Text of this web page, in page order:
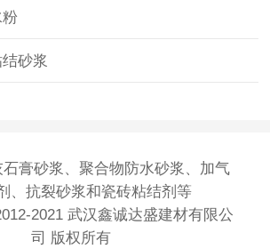
砂浆
膏砂浆 、 聚合物防水砂浆 、 加气
、抗裂砂浆和瓷砖粘结剂等
2021 武汉鑫诚达盛建材有限公
司 版权所有